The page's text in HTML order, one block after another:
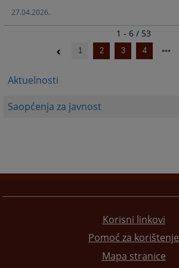
Aktuelnosti
Saopćenja za javnost
27.04.2026.
1 - 6 / 53
1 2 3 4
Korisni linkovi
Pomoć za korištenje
Mapa stranice